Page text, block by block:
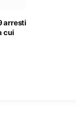
arresti
cui